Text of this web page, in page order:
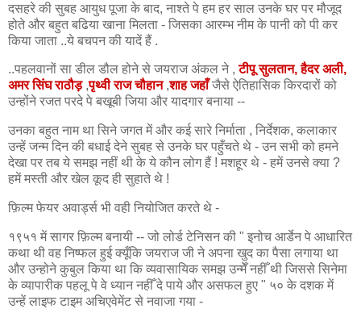
दसहरे की सुबह आयुध पूजा के बाद, नाश्ते पे हम हर साल उनके घर पर मौजूद
होते और बहुत बढिया खाना मिलता - जिसका आरम्भ नीम के पानी को पी कर
किया जाता ..ये बचपन की यादें हैं .
..पहलवानों सा डील डौल होने से जयराज अंकल ने ,टीपू सुलतान, हैदर अली,
अमर सिंघ राठौड़,पृथ्वी राज चौहान,शाह जहाँजैसे ऐतिहासिक किरदारों को
उन्होंने रजत परदे पे बखूबी जिया और यादगार बनाया --
उनका बहुत नामथा सिने जगत में और कई सारे निर्माता , निर्देशक, कलाकार
उन्हें जन्म दिन की बधाई देने सुबह से उनके घर पहुँचते थे - उन सभी को हमने
देखा पर तब ये समझ नहीं थी के ये कौन लोग हैं ! मशहूर थे - हमें उनसे क्या ?
हमें मस्ती और खेल कूद ही सुहाते थे !
फ़िल्म फेयर अवार्ड्स भी वही नियोजित करते थे -
१९५१ में सागर फ़िल्म बनायी -- जो लोर्ड टेनिसन की " इनोच आर्डेन पे आधारित
कथा थी वह निष्फल हुई क्यूँकि जयराज जी ने अपना खुद का पैसा लगाया था
और उन्होने कुबुल किया था कि व्यवासायिक समझ उन्मेँ नहीँ थी जिससे सिनेमा
के व्यापारीक पहलू पे वे ध्यान नहीँ दे पाये और असफल हुए " ५० के दशक में
उन्हें लाइफ टाइम अचिएवेमेंट से नवाजा गया -